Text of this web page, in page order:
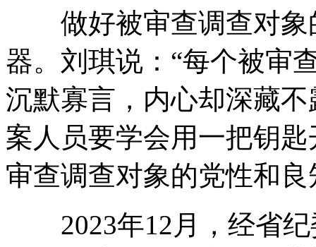
做好被审查调查对象
器。刘琪说：“每个被审
沉默寡言，内心却深藏
案人员要学会用一把钥
审查调查对象的党性和良
2023年12月，经省纪